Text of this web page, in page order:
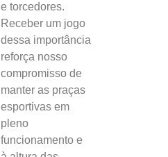
e torcedores.
Receber um jogo
dessa importância
reforça nosso
compromisso de
manter as praças
esportivas em
pleno
funcionamento e